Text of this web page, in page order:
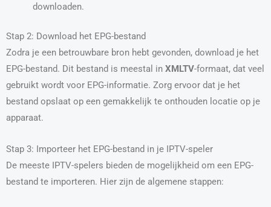
downloaden.
Stap 2: Download het EPG-bestand
Zodra je een betrouwbare bron hebt gevonden, download je het
EPG-bestand. Dit bestand is meestal in XMLTV-formaat, dat veel
gebruikt wordt voor EPG-informatie. Zorg ervoor dat je het
bestand opslaat op een gemakkelijk te onthouden locatie op je
apparaat.
Stap 3: Importeer het EPG-bestand in je IPTV-speler
De meeste IPTV-spelers bieden de mogelijkheid om een EPG-
bestand te importeren. Hier zijn de algemene stappen: